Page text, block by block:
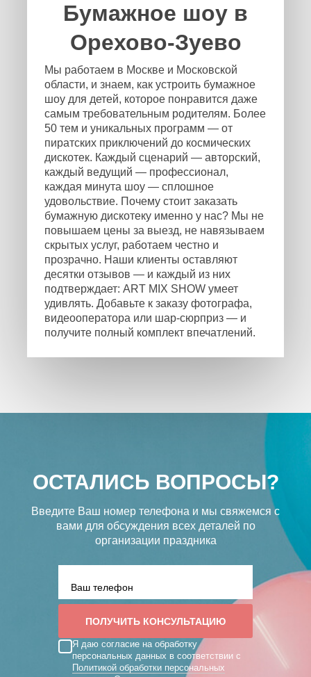
Бумажное шоу в
Орехово-Зуево
Мы работаем в Москве и Московской
области, и знаем, как устроить бумажное
шоу для детей, которое понравится даже
самым требовательным родителям. Более
50 тем и уникальных программ — от
пиратских приключений до космических
дискотек. Каждый сценарий — авторский,
каждый ведущий — профессионал,
каждая минута шоу — сплошное
удовольствие. Почему стоит заказать
бумажную дискотеку именно у нас? Мы не
повышаем цены за выезд, не навязываем
скрытых услуг, работаем честно и
прозрачно. Наши клиенты оставляют
десятки отзывов — и каждый из них
подтверждает: ART MIX SHOW умеет
удивлять. Добавьте к заказу фотографа,
видеооператора или шар-сюрприз — и
получите полный комплект впечатлений.
ОСТАЛИСЬ ВОПРОСЫ?
Введите Ваш номер телефона и мы свяжемся с
вами для обсуждения всех деталей по
организации праздника
Я даю согласие на обработку
персональных данных в соответствии с
Политикой обработки персональных